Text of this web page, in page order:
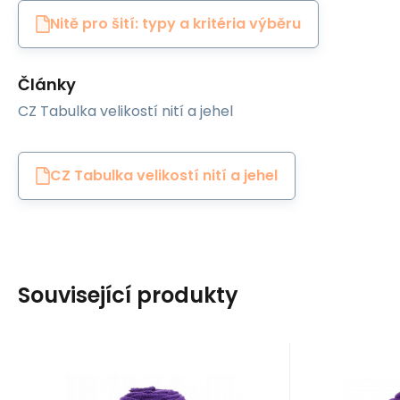
Nitě pro šití: typy a kritéria výběru
Články
CZ Tabulka velikostí nití a jehel
CZ Tabulka velikostí nití a jehel
Související produkty
WAS Cotton Cords
Code:BLSNURA140
8595721015508
In stock 1 ks WAS